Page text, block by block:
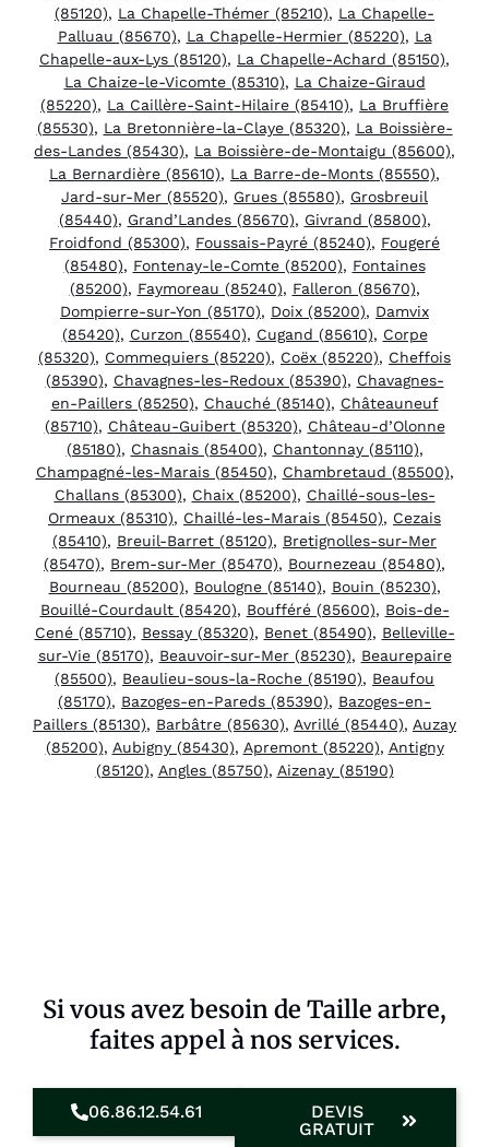
(85120), La Chapelle-Thémer (85210), La Chapelle-
Palluau (85670), La Chapelle-Hermier (85220), La
Chapelle-aux-Lys (85120), La Chapelle-Achard (85150),
La Chaize-le-Vicomte (85310), La Chaize-Giraud
(85220), La Caillère-Saint-Hilaire (85410), La Bruffière
(85530), La Bretonnière-la-Claye (85320), La Boissière-
des-Landes (85430), La Boissière-de-Montaigu (85600),
La Bernardière (85610), La Barre-de-Monts (85550),
Jard-sur-Mer (85520), Grues (85580), Grosbreuil
(85440), Grand’Landes (85670), Givrand (85800),
Froidfond (85300), Foussais-Payré (85240), Fougeré
(85480), Fontenay-le-Comte (85200), Fontaines
(85200), Faymoreau (85240), Falleron (85670),
Dompierre-sur-Yon (85170), Doix (85200), Damvix
(85420), Curzon (85540), Cugand (85610), Corpe
(85320), Commequiers (85220), Coëx (85220), Cheffois
(85390), Chavagnes-les-Redoux (85390), Chavagnes-
en-Paillers (85250), Chauché (85140), Châteauneuf
(85710), Château-Guibert (85320), Château-d’Olonne
(85180), Chasnais (85400), Chantonnay (85110),
Champagné-les-Marais (85450), Chambretaud (85500),
Challans (85300), Chaix (85200), Chaillé-sous-les-
Ormeaux (85310), Chaillé-les-Marais (85450), Cezais
(85410), Breuil-Barret (85120), Bretignolles-sur-Mer
(85470), Brem-sur-Mer (85470), Bournezeau (85480),
Bourneau (85200), Boulogne (85140), Bouin (85230),
Bouillé-Courdault (85420), Boufféré (85600), Bois-de-
Cené (85710), Bessay (85320), Benet (85490), Belleville-
sur-Vie (85170), Beauvoir-sur-Mer (85230), Beaurepaire
(85500), Beaulieu-sous-la-Roche (85190), Beaufou
(85170), Bazoges-en-Pareds (85390), Bazoges-en-
Paillers (85130), Barbâtre (85630), Avrillé (85440), Auzay
(85200), Aubigny (85430), Apremont (85220), Antigny
(85120), Angles (85750), Aizenay (85190)
Si vous avez besoin de Taille arbre,
faites appel à nos services.
06.86.12.54.61
DEVIS
GRATUIT